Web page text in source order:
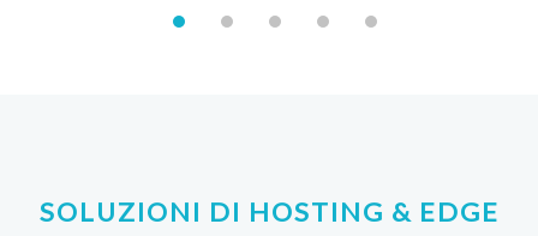
SOLUZIONI DI HOSTING & EDGE